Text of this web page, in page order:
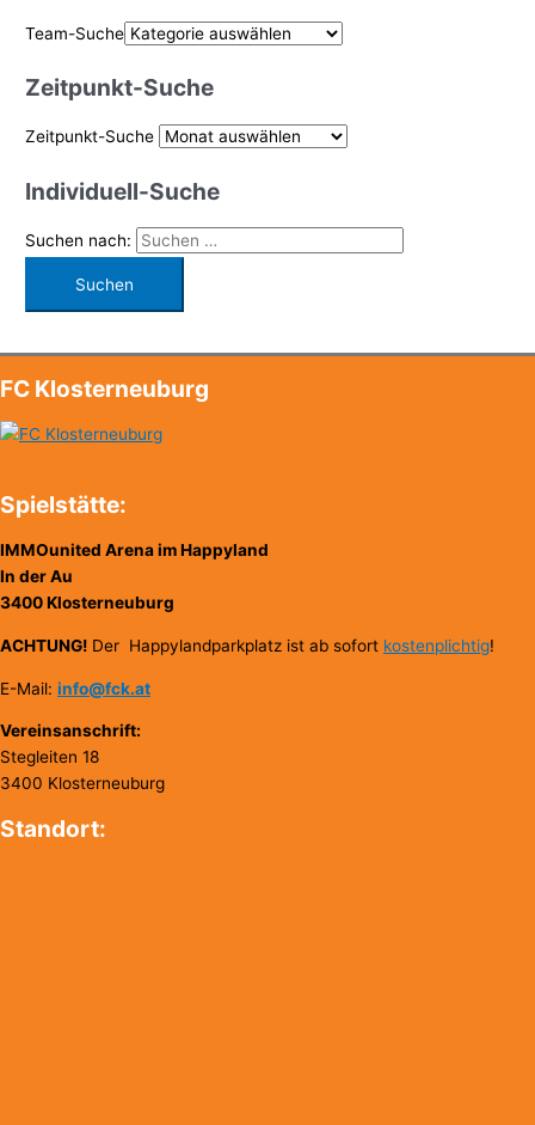
Team-Suche
Zeitpunkt-Suche
Zeitpunkt-Suche
Individuell-Suche
Suchen nach:
FC Klosterneuburg
Spielstätte:
IMMOunited Arena im Happyland
In der Au
3400 Klosterneuburg
ACHTUNG! Der Happylandparkplatz ist ab sofort kostenplichtig!
E-Mail: info@fck.at
Vereinsanschrift:
Stegleiten 18
3400 Klosterneuburg
Standort: